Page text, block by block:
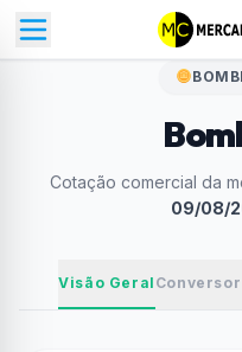
Cotação comercial da
09/08/
Visão Geral